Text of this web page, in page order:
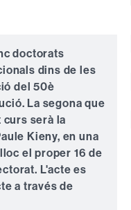
doctorats
dins de les
del 50è
La segona que
serà la
Kieny, en una
el proper 16 de
L'acte es
a través de